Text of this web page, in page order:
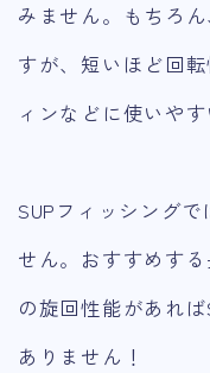
みません。もちろ
すが、短いほど回
ィンなどに使いや
SUPフィッシング
せん。おすすめす
の旋回性能があれ
ありません！